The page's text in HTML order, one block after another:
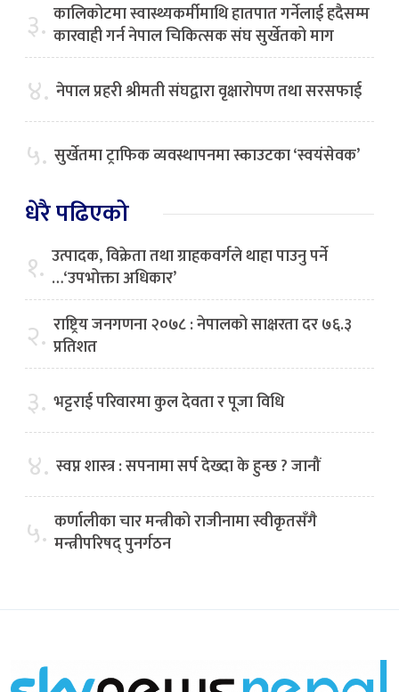
३. कालिकोटमा स्वास्थ्यकर्मीमाथि हातपात गर्नेलाई हदैसम्म
कारवाही गर्न नेपाल चिकित्सक संघ सुर्खेतको माग
४. नेपाल प्रहरी श्रीमती संघद्वारा वृक्षारोपण तथा सरसफाई
५. सुर्खेतमा ट्राफिक व्यवस्थापनमा स्काउटका ‘स्वयंसेवक’
धेरै पढिएको
१. उत्पादक, विक्रेता तथा ग्राहकवर्गले थाहा पाउनु पर्ने
…‘उपभोक्ता अधिकार’
२. राष्ट्रिय जनगणना २०७८ : नेपालको साक्षरता दर ७६.३
प्रतिशत
३. भट्टराई परिवारमा कुल देवता र पूजा विधि
४. स्वप्न शास्त्र : सपनामा सर्प देख्दा के हुन्छ ? जानौं
५. कर्णालीका चार मन्त्रीको राजीनामा स्वीकृतसँगै
मन्त्रीपरिषद् पुनर्गठन